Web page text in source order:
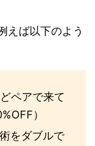
えば以下のよう
ペアで来て
）
をダブルで